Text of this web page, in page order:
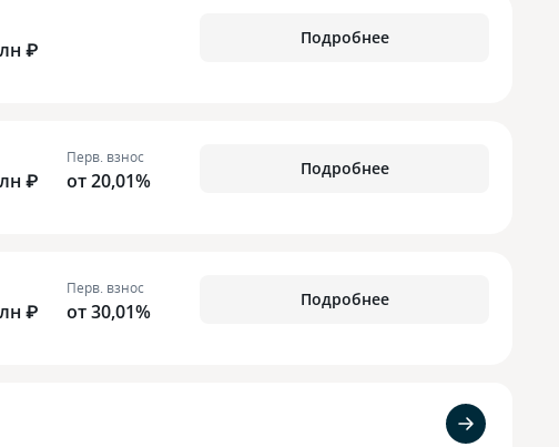
₽
Подробнее
₽
Перв. взнос
от 20,01%
Подробнее
₽
Перв. взнос
от 30,01%
Подробнее